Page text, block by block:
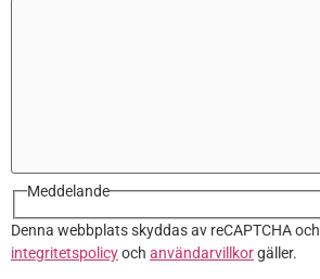
Meddelande
Denna webbplats skyddas av reCAPTCHA och
integritetspolicyoch användarvillkorgäller.